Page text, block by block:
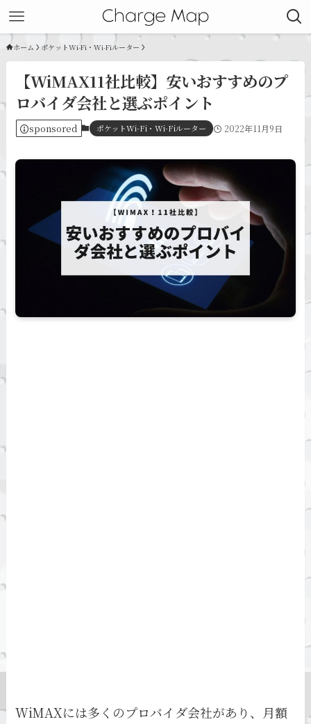
ホーム ポケットWi-Fi・Wi-Fiルーター
【WiMAX11社比較】安いおすすめのプ
ロバイダ会社と選ぶポイント
sponsored ポケットWi-Fi・Wi-Fiルーター 2022年11月9日
WiMAXには多くのプロバイダ会社があり、月額